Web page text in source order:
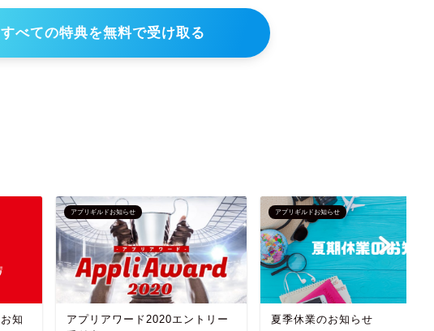
すべての特典を無料で受け取る
アプリギルドお知らせ
アプリアワード2020エントリー
アプリギルドお知らせ
夏季休業のお知らせ